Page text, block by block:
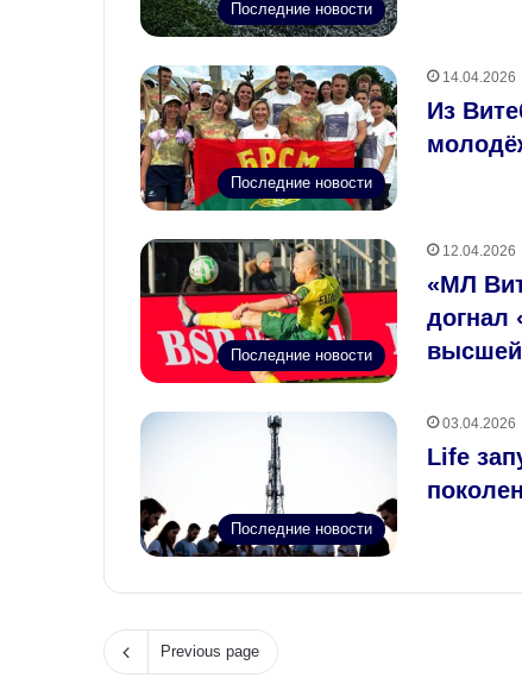
Последние новости
Последние новости
14.04.2026
Из
Последние новости
12.04.2026
«МЛ
догнал
высшей
Последние новости
03.04.2026
Life
Previous page